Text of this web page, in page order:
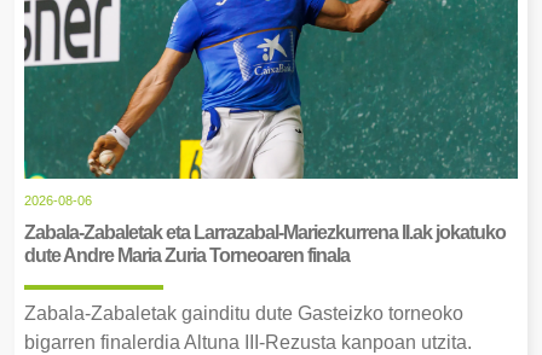
2026-08-06
Zabala-Zabaletak eta Larrazabal-Mariezkurrena II.ak jokatuko
dute Andre Maria Zuria Torneoaren finala
Zabala-Zabaletak gainditu dute Gasteizko torneoko
bigarren finalerdia Altuna III-Rezusta kanpoan utzita.